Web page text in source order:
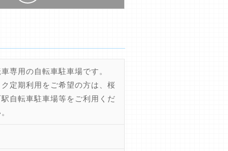
専用の自転車駐車場です。
定期利用をご希望の方は、桜
自転車駐車場等をご利用くだ